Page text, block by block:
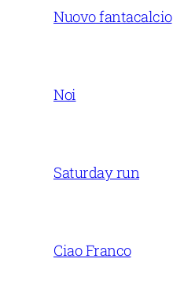
Nuovo fantacalcio
Noi
Saturday run
Ciao Franco